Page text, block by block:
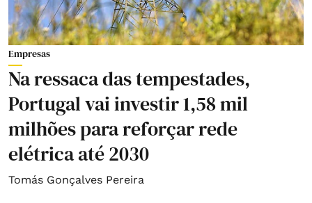
Empresas
Na ressaca das tempestades,
Portugal vai investir 1,58 mil
milhões para reforçar rede
elétrica até 2030
Tomás Gonçalves Pereira